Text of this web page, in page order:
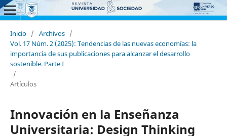
Inicio / Archivos /
Vol. 17 Núm. 2 (2025): Tendencias de las nuevas economías: la
importancia de sus publicaciones para alcanzar el desarrollo
sostenible. Parte I
/
Artículos
Innovación en la Enseñanza
Universitaria: Design Thinking